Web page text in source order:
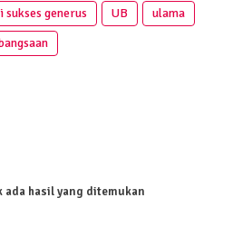
sukses generus UB
ulama
ada hasil yang ditemukan